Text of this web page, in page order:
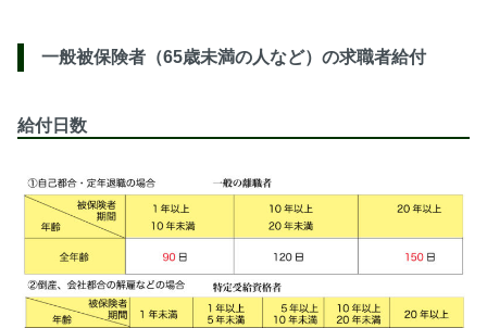
一般被保険者（65歳未満の人など）の求職者給付
給付日数